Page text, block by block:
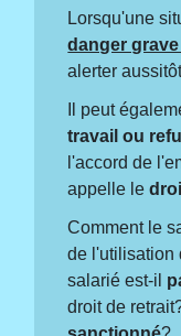
Lorsqu'une
danger
alerter
Il peut
travail ou
l'accord de
appelle le
Comment le
de l'utilisation
salarié est-il
droit de